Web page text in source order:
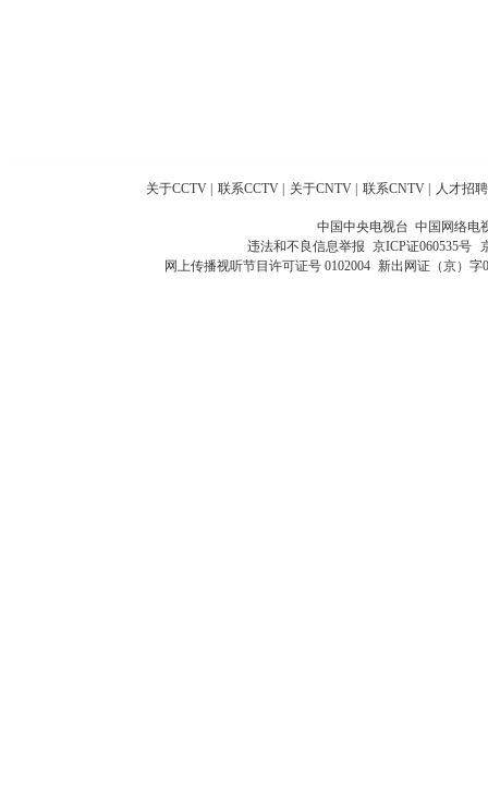
关于CCTV 联系CCTV 关于CNTV 联系CNTV 人才招聘
中国中央电视台 中国网络电
违法和不良信息举报 京ICP证060535号
网上传播视听节目许可证号 0102004 新出网证（京）